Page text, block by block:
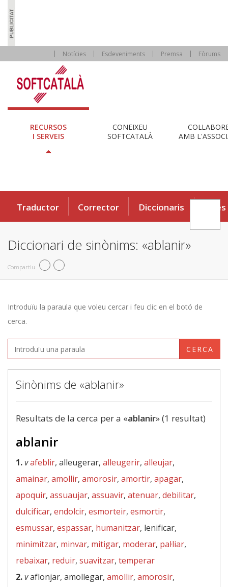
Notícies Esdeveniments Premsa Fòrums
RECURSOS
I SERVEIS
CONEIXEU
SOFTCATALÀ
AMB
Traductor Corrector Diccionaris Eines
Diccionari de sinònims: «ablanir»
Compartiu
Introduïu la paraula que voleu cercar i feu clic en el botó de
cerca.
CERCA
Sinònims de «ablanir»
Resultats de la cerca per a «ablanir» (1 resultat)
ablanir
1.vafeblir, alleugerar, alleugerir, alleujar,
amainar, amollir, amorosir, amortir, apagar,
apoquir, assuaujar, assuavir, atenuar, debilitar,
dulcificar, endolcir, esmorteir, esmortir,
esmussar, espassar, humanitzar, lenificar,
minimitzar, minvar, mitigar, moderar, pal·liar,
rebaixar, reduir, suavitzar, temperar
2.vaflonjar, amollegar, amollir, amorosir,